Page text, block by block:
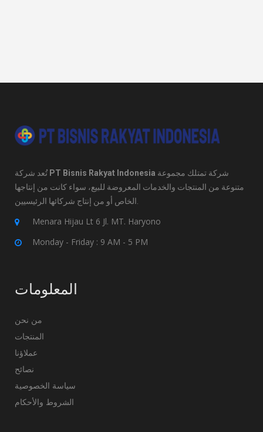
تُعد شركة PT Bisnis Rakyat Indonesia
متنوعة من المنتجات والخدمات المعروضة للبيع، سواء كانت من إنتاجها
Menara Hijau Lt 6 Jl. MT. Haryono
Monday - Friday : 9 AM - 5 PM
المعلومات
من نحن
المنتجات
عملاؤنا
سياسة الخصوصية
الشروط والأحكام